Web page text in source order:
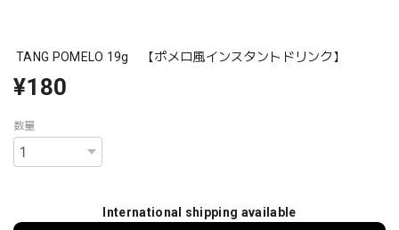
TANG POMELO 19g 【ポメロ風インスタントドリンク】
¥180
数量
International shipping available